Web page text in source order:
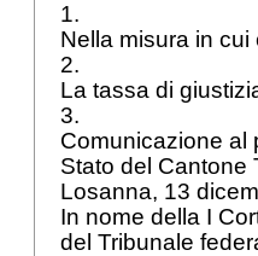
1.
Nella misura in
2.
La tassa di
3.
Comunicazione al
Stato del Cantone
Losanna, 13
In nome della I
del Tribunale